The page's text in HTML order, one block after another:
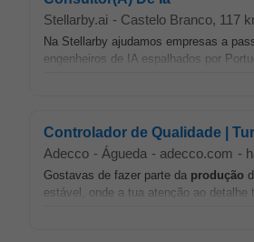
Stellarby.ai - Castelo Branco, 117
Na Stellarby ajudamos empresas a
engenheiros de IA espalhados por
Controlador de Qualidade |
Adecco - Águeda - adecco.com -
Gostavas de fazer parte da produção
estável, onde a tua atenção ao